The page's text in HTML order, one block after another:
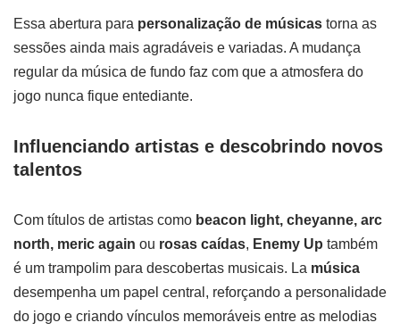
Essa abertura para personalização de músicas torna as
sessões ainda mais agradáveis e variadas. A mudança
regular da música de fundo faz com que a atmosfera do
jogo nunca fique entediante.
Influenciando artistas e descobrindo novos
talentos
Com títulos de artistas como beacon light, cheyanne, arc
north, meric again ou rosas caídas, Enemy Up também
é um trampolim para descobertas musicais. La música
desempenha um papel central, reforçando a personalidade
do jogo e criando vínculos memoráveis entre as melodias